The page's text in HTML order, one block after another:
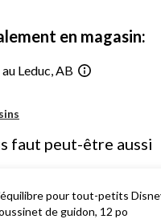
en magasin:
au Leduc, AB
faut peut-être aussi
pour tout-petits
de guidon, 12 po